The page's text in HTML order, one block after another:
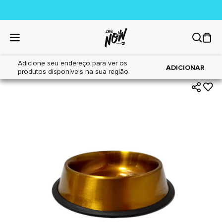
Adicione seu endereço para ver os
produtos disponíveis na sua região.
ADICIONAR
Home|Cães|Acessórios